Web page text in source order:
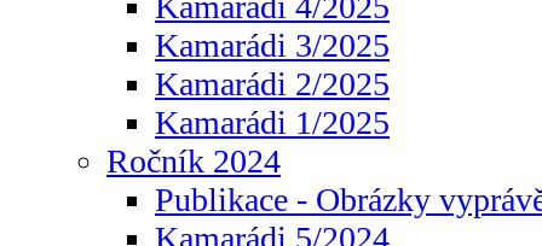
Kamarádi 3/2025
Kamarádi 2/2025
Kamarádi 1/2025
Ročník 2024
Publikace - Obrázky